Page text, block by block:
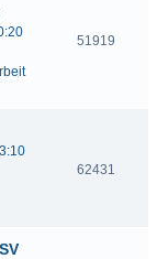
51919
62431